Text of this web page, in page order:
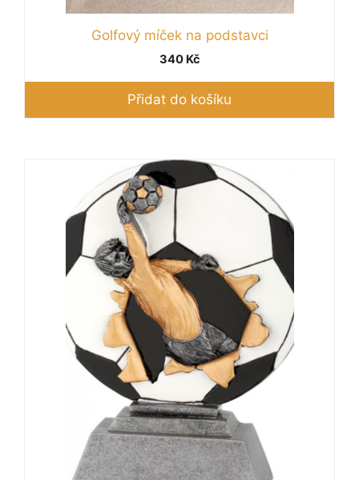
Golfový míček na podstavci
340 Kč
Přidat do košíku